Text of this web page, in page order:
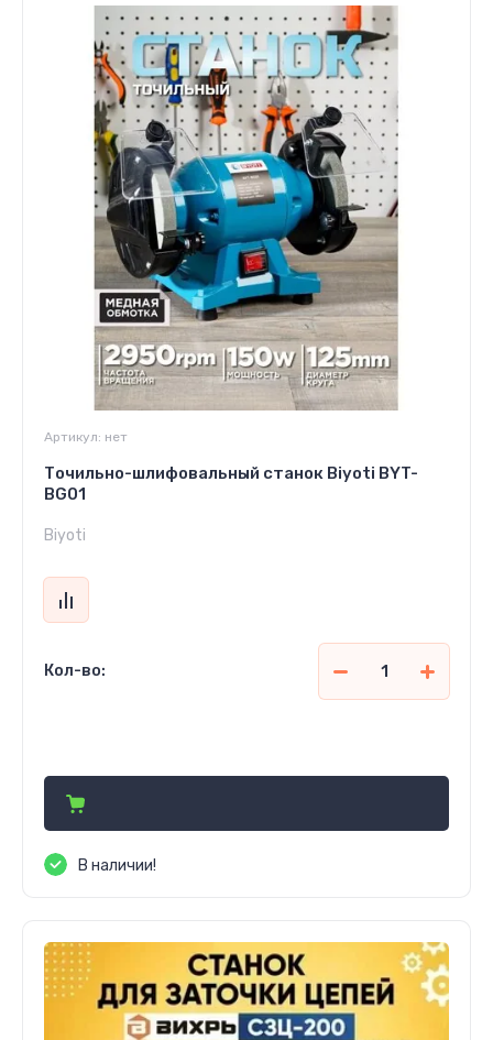
Артикул: нет
Точильно-шлифовальный станок Biyoti BYT-
BG01
Biyoti
Кол-во:
В наличии!